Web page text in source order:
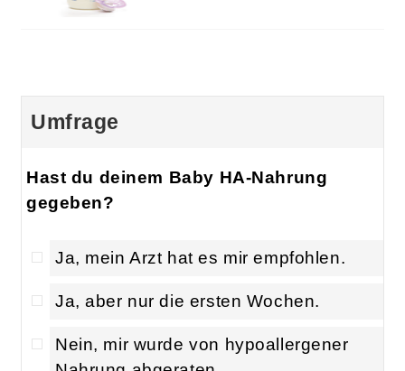
Umfrage
Hast du deinem Baby HA-Nahrung
gegeben?
Ja, mein Arzt hat es mir empfohlen.
Ja, aber nur die ersten Wochen.
Nein, mir wurde von hypoallergener